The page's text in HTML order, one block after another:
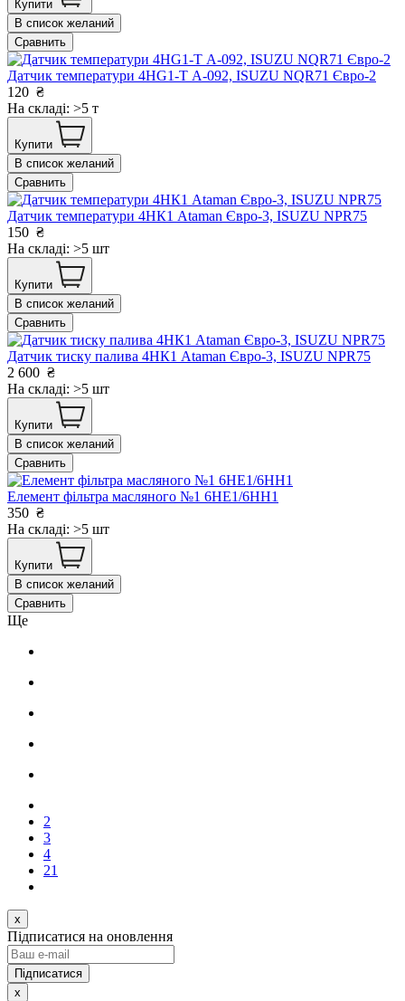
Купити
В список желаний
Сравнить
Датчик температури 4НG1-T А-092, ISUZU NQR71 Євро-2
120 ₴
На складі: >5 т
Купити
В список желаний
Сравнить
Датчик температури 4НК1 Ataman Євро-3, ISUZU NPR75
150 ₴
На складі: >5 шт
Купити
В список желаний
Сравнить
Датчик тиску палива 4НК1 Ataman Євро-3, ISUZU NPR75
2 600 ₴
На складі: >5 шт
Купити
В список желаний
Сравнить
Елемент фільтра масляного №1 6НЕ1/6НН1
350 ₴
На складі: >5 шт
Купити
В список желаний
Сравнить
Ще
2
3
4
21
x
Підписатися на оновлення
x